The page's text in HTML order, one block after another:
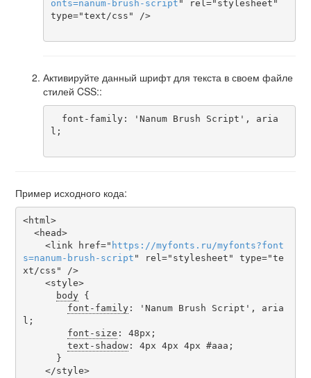
onts=nanum-brush-script " rel="stylesheet"
type="text/css" />
Активируйте данный шрифт для текста в своем файле
стилей CSS::
l;
Пример исходного кода:
<html>
    <link href="
https ://myfonts . ru /myfonts?font
s=nanum-brush-script " rel="stylesheet" type="te
xt/css" />
body {
font-family: 'Nanum Brush Script', aria
l;
font-size : 48px;
text-shadow: 4px 4px 4px #aaa;